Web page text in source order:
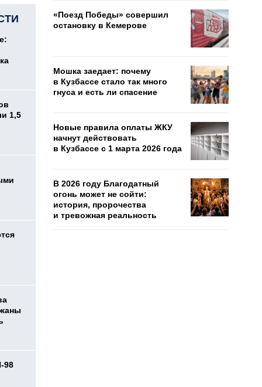
1,5
98
«Поезд Победы» совершил
остановку в Кемерове
Мошка заедает: почему
в Кузбассе стало так много
гнуса и есть ли спасение
Новые правила оплаты ЖКУ
начнут действовать
в Кузбассе с 1 марта 2026 года
В 2026 году Благодатный
огонь может не сойти:
история, пророчества
и тревожная реальность